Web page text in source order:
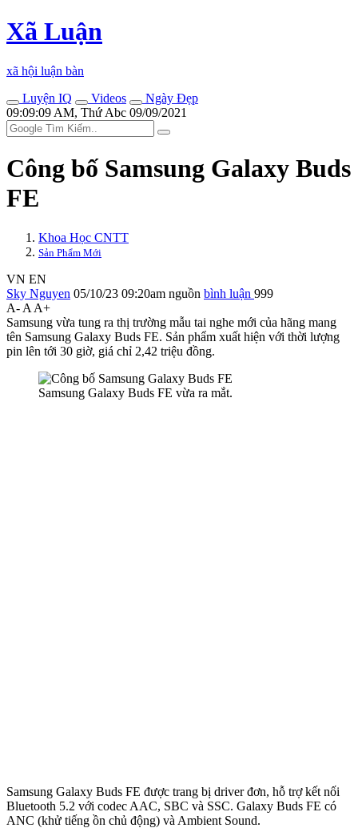
Xã Luận
xã hội luận bàn
Luyện IQ
Videos
Ngày Đẹp
09:09:09 AM, Thứ Abc 09/09/2021
Công bố Samsung Galaxy Buds
FE
Khoa Học CNTT
Sản Phẩm Mới
VN EN
Sky Nguyen 05/10/23 09:20am nguồn bình luận 999
A- A A+
Samsung vừa tung ra thị trường mẫu tai nghe mới của hãng mang
tên Samsung Galaxy Buds FE. Sản phẩm xuất hiện với thời lượng
pin lên tới 30 giờ, giá chỉ 2,42 triệu đồng.
Samsung Galaxy Buds FE vừa ra mắt.
Samsung Galaxy Buds FE được trang bị driver đơn, hỗ trợ kết nối
Bluetooth 5.2 với codec AAC, SBC và SSC. Galaxy Buds FE có
ANC (khử tiếng ồn chủ động) và Ambient Sound.